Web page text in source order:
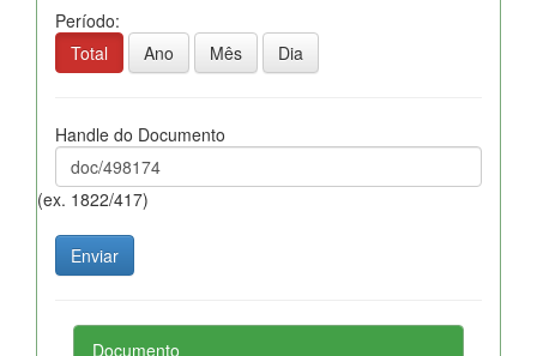
Período:
Total
Ano Mês Dia
Handle do Documento
(ex. 1822/417)
Documento